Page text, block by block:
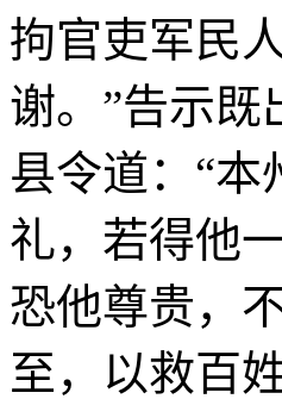
拘官吏军民
谢。”告示
县令道：“
礼，若得他
恐他尊贵，
至，以救百